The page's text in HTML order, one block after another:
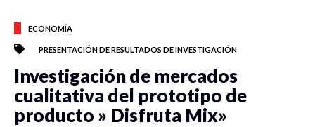
ECONOMÍA
PRESENTACIÓN DE RESULTADOS DE INVESTIGACIÓN
Investigación de mercados
cualitativa del prototipo de
producto » Disfruta Mix»